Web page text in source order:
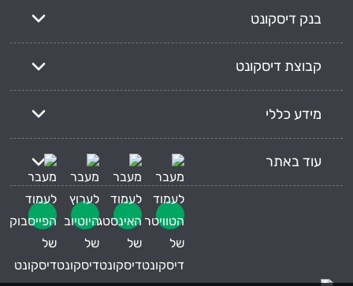
בנק דיסקונט
קבוצת דיסקונט
מידע כללי
עוד באתר